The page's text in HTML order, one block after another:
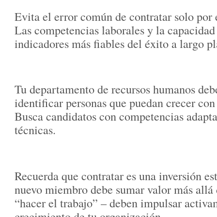
Evita el error común de contratar solo por
Las competencias laborales y la
indicadores más fiables del éxito a largo
Tu departamento de recursos humanos
identificar personas que puedan crecer
Busca candidatos con competencias
técnicas.
Recuerda que contratar es una inversión
nuevo miembro debe sumar valor más
“hacer el trabajo” – deben impulsar